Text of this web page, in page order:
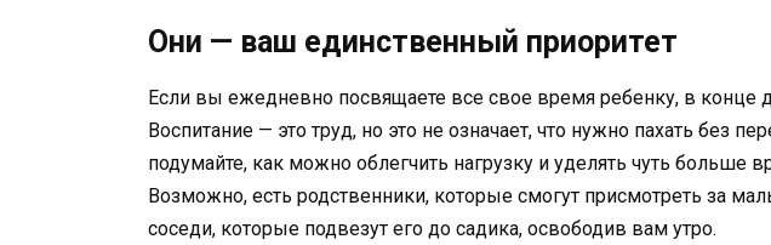
Они — ваш единственный приоритет
Если вы ежедневно посвящаете все свое время ребенку, в конце
Воспитание — это труд, но это не означает, что нужно пахать без
подумайте, как можно облегчить нагрузку и уделять чуть больше
Возможно, есть родственники, которые смогут присмотреть за
соседи, которые подвезут его до садика, освободив вам утро.